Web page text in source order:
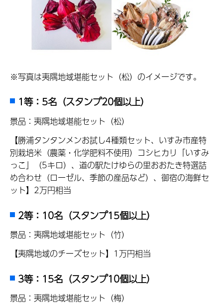
※写真は夷隅地域堪能セット（松）のイメージです。
1等：5名（スタンプ20個以上）
景品：夷隅地域堪能セット（松）
【勝浦タンタンメンお試し4種類セット、いすみ市産特
別栽培米（農薬・化学肥料不使用）コシヒカリ「いすみ
っこ」（5キロ）、道の駅たけゆらの里おおたき特選詰
め合わせ（ローゼル、季節の産品など）、御宿の海鮮セ
ット】2万円相当
2等：10名（スタンプ15個以上）
景品：夷隅地域堪能セット（竹）
【夷隅地域のチーズセット】1万円相当
3等：15名（スタンプ10個以上）
景品：夷隅地域堪能セット（梅）